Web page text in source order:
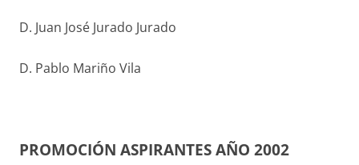
D. Juan José Jurado Jurado
D. Pablo Mariño Vila
PROMOCIÓN ASPIRANTES AÑO 2002